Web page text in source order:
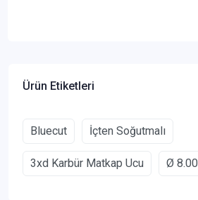
Ürün Etiketleri
Bluecut İçten Soğutmalı
3xd Karbür Matkap Ucu Ø 8.00